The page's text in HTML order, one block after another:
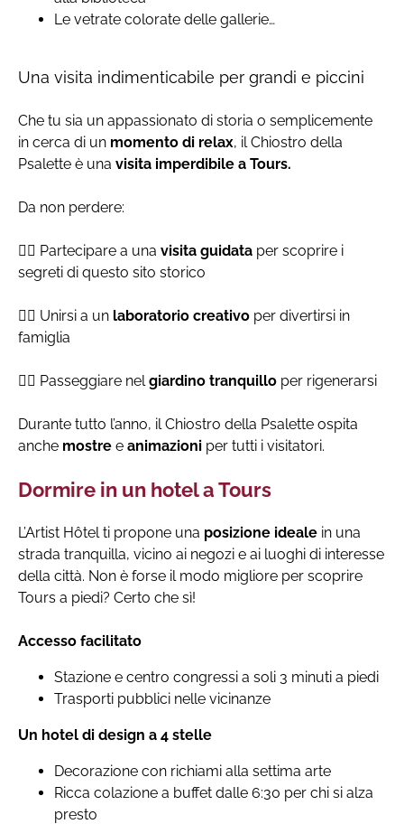
Le vetrate colorate delle gallerie…
Una visita indimenticabile per grandi e piccini
Che tu sia un appassionato di storia o semplicemente
in cerca di un momento di relax, il Chiostro della
Psalette è una visita imperdibile a Tours.
Da non perdere:
👉🏻 Partecipare a una visita guidata per scoprire i
segreti di questo sito storico
👉🏻 Unirsi a un laboratorio creativo per divertirsi in
famiglia
👉🏻 Passeggiare nelgiardino tranquillo per rigenerarsi
Durante tutto l’anno, il Chiostro della Psalette ospita
anche mostre e animazioni per tutti i visitatori.
Dormire in un hotel a Tours
L’Artist Hôtel ti propone una posizione ideale in una
strada tranquilla, vicino ai negozi e ai luoghi di interesse
della città. Non è forse il modo migliore per scoprire
Tours a piedi? Certo che sì!
Accesso facilitato
Stazione e centro congressi a soli 3 minuti a piedi
Trasporti pubblici nelle vicinanze
Un hotel di design a 4 stelle
Decorazione con richiami alla settima arte
Ricca colazione a buffet dalle 6:30 per chi si alza
presto